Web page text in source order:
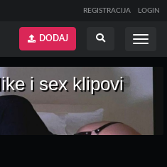
REGISTRACIJA LOGIN
Prikaži
pretragu
DODAJ
i sex klipovi